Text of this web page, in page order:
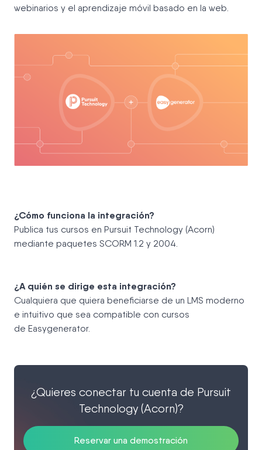
webinarios y el aprendizaje móvil basado en la web.
¿Cómo funciona la integración?
Publica tus cursos en Pursuit Technology (Acorn)
mediante paquetes SCORM 1.2 y 2004.
¿A quién se dirige esta integración?
Cualquiera que quiera beneficiarse de un LMS moderno
e intuitivo que sea compatible con cursos
de Easygenerator.
¿Quieres conectar tu cuenta de Pursuit
Technology (Acorn)?
Reservar una demostración